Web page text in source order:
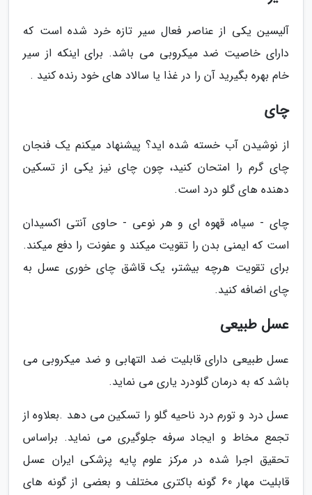
آلیسین یکی از عناصر فعال سیر تازه خرد شده است که
دارای خاصیت ضد میکروبی می باشد. برای اینکه از سیر
خام بهره بگیرید آن را در غذا یا سالاد های خود رنده کنید .
چای
از نوشیدن آب خسته شده اید؟ پیشنهاد میکنم یک فنجان
چای گرم را امتحان کنید، چون چای نیز یکی از تسکین
دهنده های گلو درد است.
چای - سیاه، قهوه ای و هر نوعی - حاوی آنتی اکسیدان
است که ایمنی بدن را تقویت میکند و عفونت را دفع میکند.
برای تقویت هرچه بیشتر، یک قاشق چای خوری عسل به
چای اضافه کنید.
عسل طبیعی
عسل طبیعی دارای قابلیت ضد التهابی و ضد میکروبی می
باشد که به درمان گلودرد یاری می نماید.
عسل درد و تورم درد ناحیه گلو را تسکین می دهد .بعلاوه از
تجمع مخاط و ایجاد سرفه جلوگیری می نماید. براساس
تحقیق اجرا شده در مرکز علوم پایه پزشکی ایران عسل
قابلیت مهار 60 گونه باکتری مختلف و بعضی از گونه های